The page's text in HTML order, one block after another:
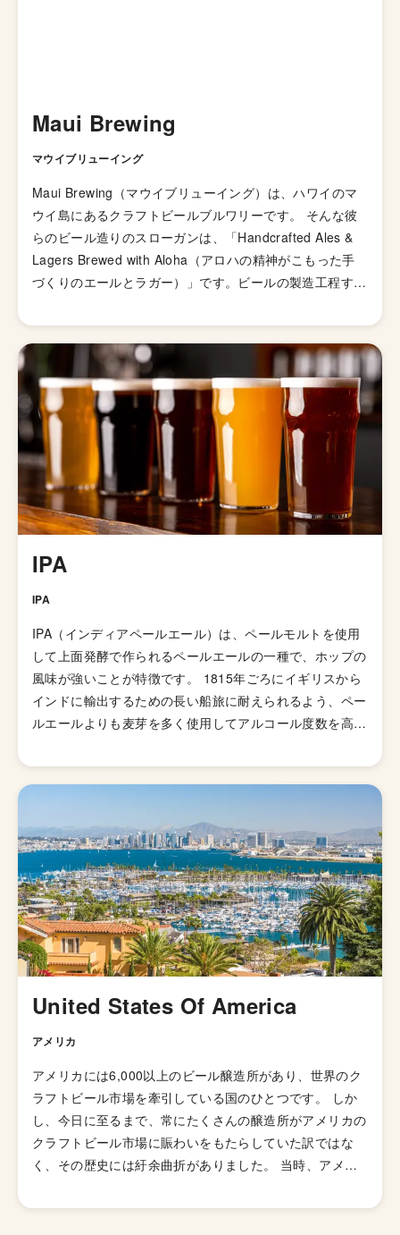
Maui Brewing
マウイブリューイング
Maui Brewing（マウイブリューイング）は、ハワイのマ
ウイ島にあるクラフトビールブルワリーです。 そんな彼
らのビール造りのスローガンは、「Handcrafted Ales &
Lagers Brewed with Aloha（アロハの精神がこもった手
づくりのエールとラガー）」です。ビールの製造工程すべ
造っている醸造所です。 シンプルなラガービールから、
地元産のパイナップルやココナッツを使用したビールもあ
り、南国ハワイのフレーバーをしっかり感じられるビール
ラインナップになっています。
IPA
IPA
IPA（インディアペールエール）は、ペールモルトを使用
して上面発酵で作られるペールエールの一種で、ホップの
風味が強いことが特徴です。 1815年ごろにイギリスから
インドに輸出するための長い船旅に耐えられるよう、ペー
ルエールよりも麦芽を多く使用してアルコール度数を高め
れました。そして、1829年に「IPA（インディアンペール
エール）」の呼び名で広告が掲載されて以来、ホップの比
き、21世紀にはイギリスで最も人気のあるビアスタイル
の一つとなりました。イギリスのブルワリー教会SIBAの
金メダルを受賞したブリュードッグの「パンクIPA」など
が有名です。 伝統的なIPAのスタイルは、オーストラリア
やニュージーランドなどの当時の植民地諸国へと輸出さ
れ、各国へと普及していきましたが、アメリカではさらに
独自の進化を遂げてきました。 ローストしたモルトを使
素を加えて頭部を取り除きドライで爽やかな飲み口を実現
した「ブリュットIPA」、ホップが強烈でアルコール度数
味の少ないホップを使い、ジューシーな柑橘系とフローラ
ルのフレーバーが特徴の「ニューイングランドIPA（ヘイ
ジーIPA・ジューシーIPA）」など様々なIPAのスタイルが
存在します。
United States Of America
アメリカ
アメリカには6,000以上のビール醸造所があり、世界のク
ラフトビール市場を牽引している国のひとつです。 しか
し、今日に至るまで、常にたくさんの醸造所がアメリカの
クラフトビール市場に賑わいをもたらしていた訳ではな
く、その歴史には紆余曲折がありました。 当時、アメリ
箇所もありました。しかし、1920年から1933年にかけ